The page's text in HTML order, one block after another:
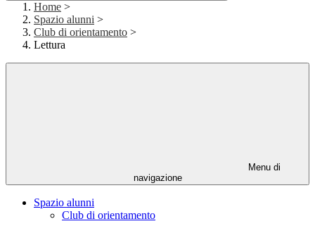
Home >
Spazio alunni >
Club di orientamento >
Lettura
Menu di
navigazione
Spazio alunni
Club di orientamento